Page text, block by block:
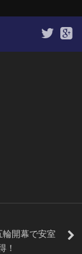
輪開幕で安室
！